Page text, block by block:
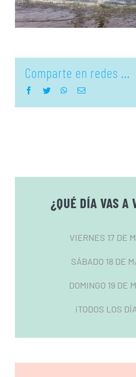
Comparte en redes ...
Facebook
Twitter WhatsApp
Correo
¿QUÉ DÍA VAS A
VIERNES 17 DE
SÁBADO 18 DE
DOMINGO 19 DE
¡TODOS LOS